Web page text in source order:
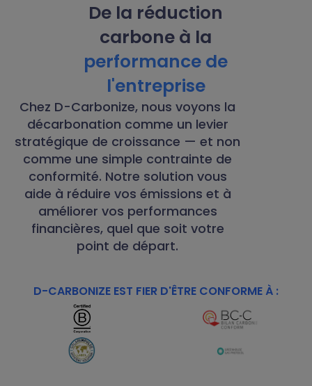
De la réduction
carbone à la
performance de
l'entreprise
Chez D-Carbonize, nous voyons la
décarbonation comme un levier
stratégique de croissance — et non
comme une simple contrainte de
conformité. Notre solution vous
aide à réduire vos émissions et à
améliorer vos performances
financières, quel que soit votre
point de départ.
D-CARBONIZE EST FIER D'ÊTRE CONFORME À :